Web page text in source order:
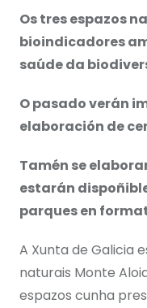
Os tres espazos
bioindicadores
saúde da
O pasado verán
elaboración de
Tamén se
estarán
parques en
A Xunta de Galicia
naturais Monte
espazos cunha